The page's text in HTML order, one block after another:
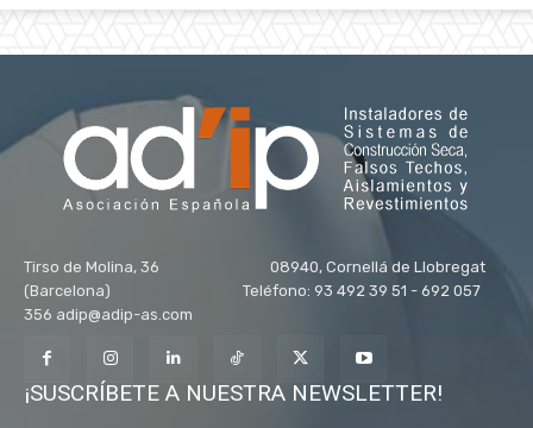
Tirso de Molina, 36 08940, Cornellá de Llobregat
(Barcelona) Teléfono: 93 492 39 51 - 692 057
356 adip@adip-as.com
¡SUSCRÍBETE A NUESTRA NEWSLETTER!